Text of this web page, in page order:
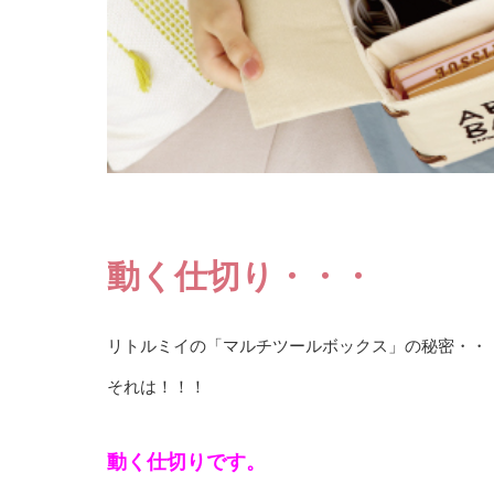
動く仕切り・・・
リトルミイの「マルチツールボックス」の秘密・・
それは！！！
動く仕切りです。